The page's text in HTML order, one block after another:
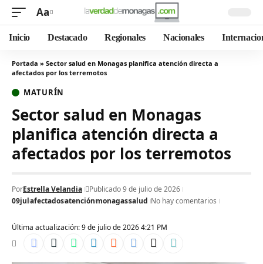
Aa
Inicio Destacado Regionales Nacionales
Portada » Sector salud en Monagas planifica atención directa a
afectados por los terremotos
MATURÍN
Sector salud en Monagas
planifica atención directa a
afectados por los terremotos
Última actualización: 9 de julio de 2026 4:21 PM
PorEstrella Velandia
Publicado 9 de julio de 2026
09julafectadosatenciónmonagassalud No hay comentarios